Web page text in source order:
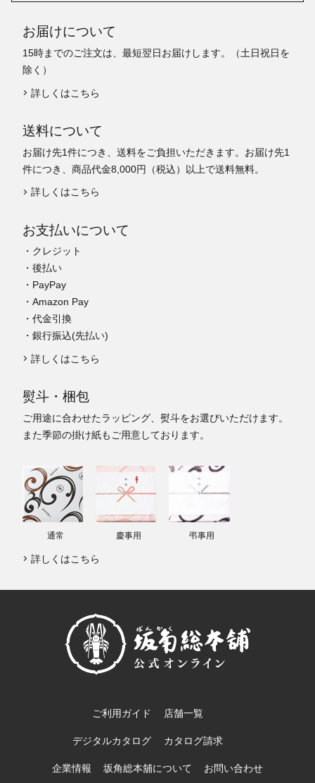
お届けについて
15時までのご注文は、最短翌日お届けします。（土日祝日を
除く）
詳しくはこちら
送料について
お届け先1件につき、送料をご負担いただきます。お届け先1
件につき、商品代金8,000円（税込）以上で送料無料。
詳しくはこちら
お支払いについて
・クレジット
・後払い
・PayPay
・Amazon Pay
・代金引換
・銀行振込(先払い)
詳しくはこちら
熨斗・梱包
ご用途に合わせたラッピング、熨斗をお選びいただけます。
また季節の掛け紙もご用意しております。
通常 慶事用 弔事用
詳しくはこちら
ご利用ガイド 店舗一覧
デジタルカタログ カタログ請求
企業情報 坂角総本舖について お問い合わせ